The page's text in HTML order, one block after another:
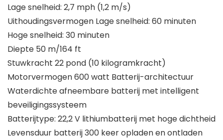
Lage snelheid: 2,7 mph (1,2 m/s)
Uithoudingsvermogen Lage snelheid: 60 minuten
Hoge snelheid: 30 minuten
Diepte 50 m/164 ft
Stuwkracht 22 pond (10 kilogramkracht)
Motorvermogen 600 watt Batterij-architectuur
Waterdichte afneembare batterij met intelligent
beveiligingssysteem
Batterijtype: 22,2 V lithiumbatterij met hoge dichtheid
Levensduur batterij 300 keer opladen en ontladen